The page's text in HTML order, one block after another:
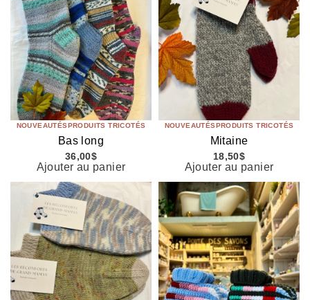
NOUVEAUTÉSPRODUITS TRICOTÉS
Bas long
36,00$
Ajouter au panier
NOUVEAUTÉSPRODUITS TRICOTÉS
Mitaine
18,50$
Ajouter au panier